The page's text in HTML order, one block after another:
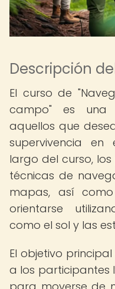
Descripción
El curso de
campo" es una
aquellos que
supervivencia en
largo del curso,
técnicas de
mapas, así
orientarse
como el sol y las
El objetivo
a los participantes